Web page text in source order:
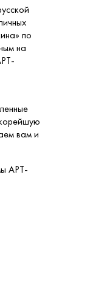
по
на
вам и
АРТ-